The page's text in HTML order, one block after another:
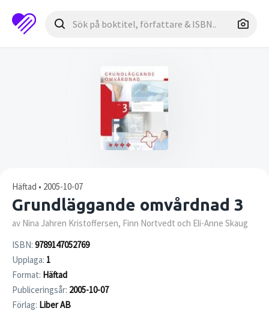
Häftad • 2005-10-07
Grundläggande omvårdnad 3
av Nina Jahren Kristoffersen, Finn Nortvedt och Eli-Anne Skaug
ISBN: 9789147052769
Upplaga: 1
Format: Häftad
Publiceringsår: 2005-10-07
Förlag: Liber AB